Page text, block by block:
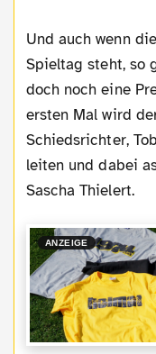
Und auch wenn
Spieltag steht, so
doch noch eine
ersten Mal wird
Schiedsrichter,
leiten und dabei
Sascha Thielert.
ANZEIGE